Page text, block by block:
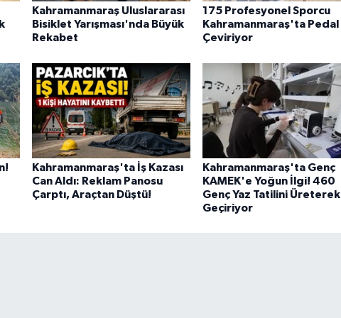
Kahramanmaraş Uluslararası
Bisiklet Yarışması'nda Büyük
Rekabet
175 Profesyonel Sporcu
Kahramanmaraş'ta Pedal
Çeviriyor
Kahramanmaraş'ta İş Kazası
Can Aldı: Reklam Panosu
Çarptı, Araçtan Düştü!
Kahramanmaraş'ta Genç
KAMEK'e Yoğun İlgi! 460
Genç Yaz Tatilini Üreterek
Geçiriyor